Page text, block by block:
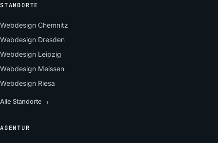
STANDORTE
Webdesign Chemnitz
Webdesign Dresden
Webdesign Leipzig
Webdesign Meissen
Webdesign Riesa
Alle Standorte
AGENTUR